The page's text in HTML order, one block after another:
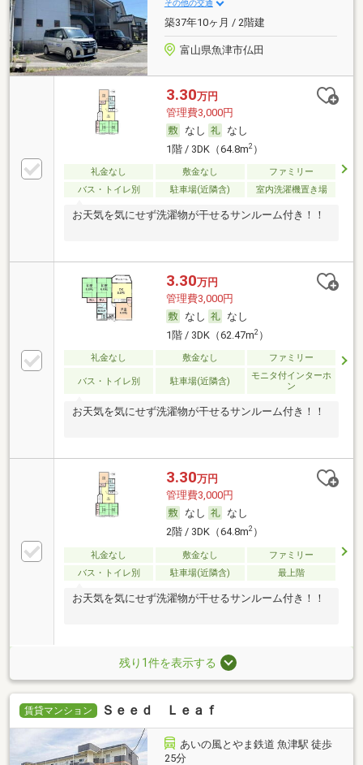
その他の交通
築37年10ヶ月 / 2階建
富山県魚津市仏田
3.30万円
管理費3,000円
なし
なし
1階 / 3DK（64.8m2）
礼金なし 敷金なし
ファミリー
バス・トイレ別
駐車場(近隣含) 室内洗濯機置き場
お天気を気にせず洗濯物が干せるサンルーム付き！！
3.30万円
管理費3,000円
なし
なし
1階 / 3DK（62.47m2）
礼金なし 敷金なし ファミリー
バス・トイレ別 駐車場(近隣含)
モニタ付インターホ
ン
お天気を気にせず洗濯物が干せるサンルーム付き！！
3.30万円
管理費3,000円
なし
なし
2階 / 3DK（64.8m2）
礼金なし 敷金なし
ファミリー
バス・トイレ別
駐車場(近隣含) 最上階
お天気を気にせず洗濯物が干せるサンルーム付き！！
残り1件を表示する
賃貸マンション Ｓｅｅｄ Ｌｅａｆ
あいの風とやま鉄道 魚津駅 徒歩
25分